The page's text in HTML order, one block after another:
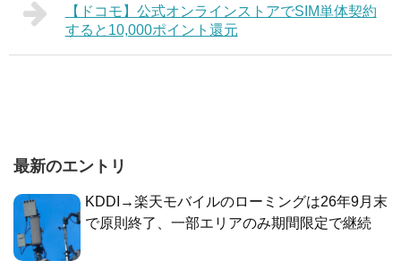
【ドコモ】公式オンラインストアでSIM単体契約
すると10,000ポイント還元
最新のエントリ
KDDI→楽天モバイルのローミングは26年9月末
で原則終了、一部エリアのみ期間限定で継続